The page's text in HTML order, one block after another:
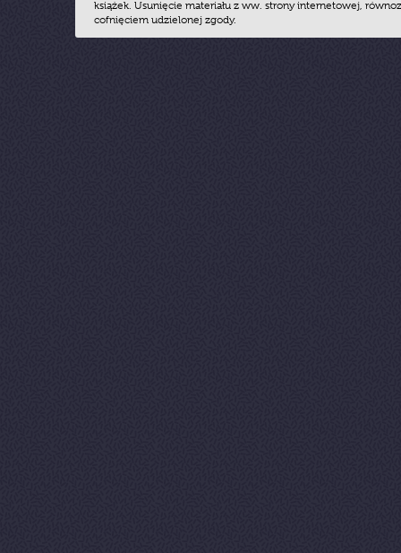
książek. Usunięcie materiału z ww. strony internetowej,
cofnięciem udzielonej zgody.